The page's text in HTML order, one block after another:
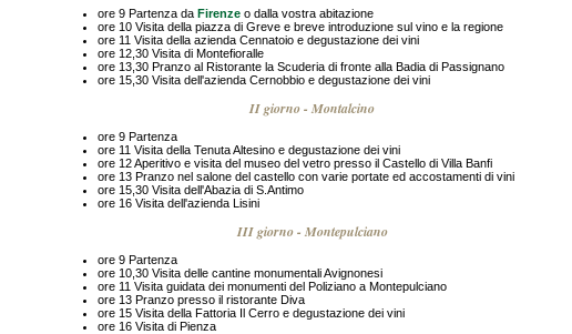
ore 9 Partenza da Firenze o dalla vostra abitazione
ore 10 Visita della piazza di Greve e breve introduzione sul vino e la regione
ore 11 Visita della azienda Cennatoio e degustazione dei vini
ore 12,30 Visita di Montefioralle
ore 13,30 Pranzo al Ristorante la Scuderia di fronte alla Badia di Passignano
ore 15,30 Visita dell'azienda Cernobbio e degustazione dei vini
II giorno - Montalcino
ore 9 Partenza
ore 11 Visita della Tenuta Altesino e degustazione dei vini
ore 12 Aperitivo e visita del museo del vetro presso il Castello di Villa Banfi
ore 13 Pranzo nel salone del castello con varie portate ed accostamenti di vini
ore 15,30 Visita dell'Abazia di S.Antimo
ore 16 Visita dell'azienda Lisini
III giorno - Montepulciano
ore 9 Partenza
ore 10,30 Visita delle cantine monumentali Avignonesi
ore 11 Visita guidata dei monumenti del Poliziano a Montepulciano
ore 13 Pranzo presso il ristorante Diva
ore 15 Visita della Fattoria Il Cerro e degustazione dei vini
ore 16 Visita di Pienza